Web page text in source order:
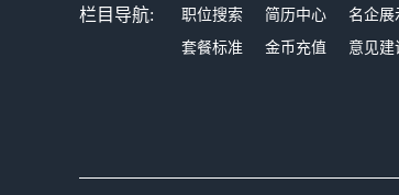
栏目导航: 职位搜索 简历中心 名企展
套餐标准
金币充值 意见建